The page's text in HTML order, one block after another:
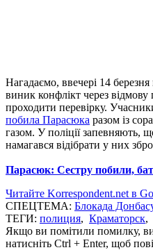
Нагадаємо, ввечері 14
виник конфлікт через відмову
проходити перевірку.
побила Парасюка разом із
газом. У поліції запевняють,
намагався відібрати у них
Парасюк: Сестру побили,
Читайте Korrespondent.net в
СПЕЦТЕМА: Блокада
ТЕГИ: полиция, Краматорск,
Якщо ви помітили помилку,
натисніть Ctrl + Enter, щоб